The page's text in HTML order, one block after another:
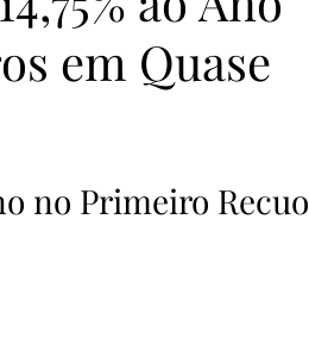
em Quase
no Primeiro Recuo